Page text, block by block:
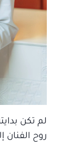
لم تكن
روح الفنان